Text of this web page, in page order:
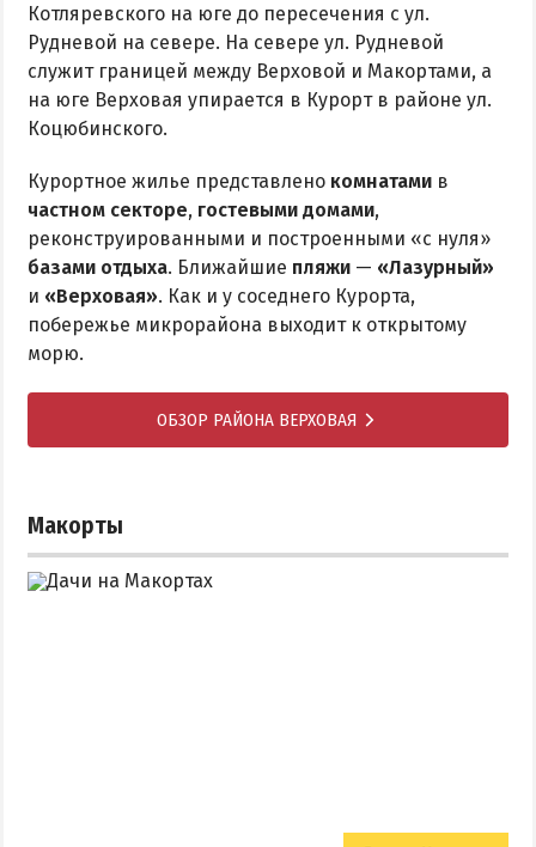
Котляревского на юге до пересечения с ул.
Рудневой на севере. На севере ул. Рудневой
служит границей между Верховой и Макортами, а
на юге Верховая упирается в Курорт в районе ул.
Коцюбинского.
Курортное жилье представлено комнатами в
частном секторе, гостевыми домами,
реконструированными и построенными «с нуля»
базами отдыха. Ближайшие пляжи — «Лазурный»
и «Верховая». Как и у соседнего Курорта,
побережье микрорайона выходит к открытому
морю.
ОБЗОР РАЙОНА ВЕРХОВАЯ
Макорты